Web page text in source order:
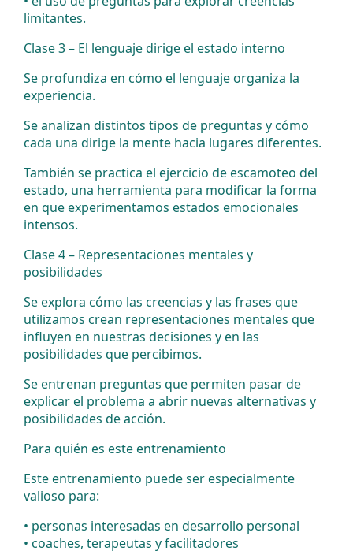
limitantes.
Clase 3 – El lenguaje dirige el estado interno
Se profundiza en cómo el lenguaje organiza la
experiencia.
Se analizan distintos tipos de preguntas y cómo
cada una dirige la mente hacia lugares diferentes.
También se practica el ejercicio de escamoteo del
estado, una herramienta para modificar la forma
en que experimentamos estados emocionales
intensos.
Clase 4 – Representaciones mentales y
posibilidades
Se explora cómo las creencias y las frases que
utilizamos crean representaciones mentales que
influyen en nuestras decisiones y en las
posibilidades que percibimos.
Se entrenan preguntas que permiten pasar de
explicar el problema a abrir nuevas alternativas y
posibilidades de acción.
Para quién es este entrenamiento
Este entrenamiento puede ser especialmente
valioso para:
•⁠ ⁠personas interesadas en desarrollo personal
•⁠ ⁠coaches, terapeutas y facilitadores